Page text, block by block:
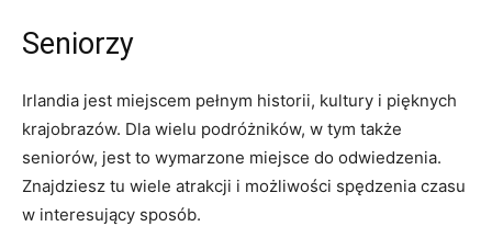
Seniorzy
Irlandia jest miejscem pełnym ⁢historii, kultury i ​pięknych
‌krajobrazów. Dla ⁢wielu podróżników, ⁤w​ tym także
seniorów, ⁢jest to wymarzone ​miejsce do odwiedzenia.
⁢Znajdziesz tu wiele atrakcji i możliwości spędzenia ⁤czasu
w interesujący sposób.